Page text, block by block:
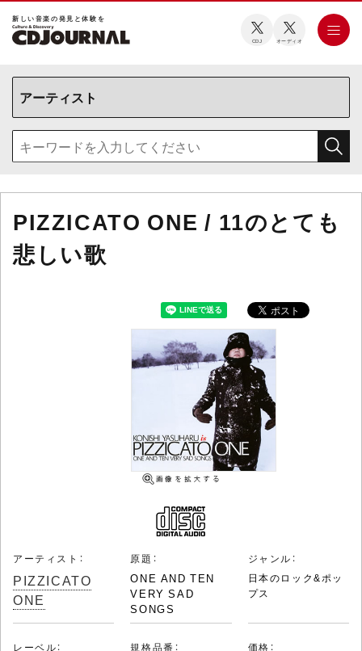
新しい⾳楽の発⾒と体験を
CDJ オーディオ
PIZZICATO ONE / 11のとても
悲しい歌
アーティスト：
PIZZICATO
ONE
原題：
ONE AND TEN
VERY SAD
SONGS
ジャンル：
日本のロック&ポッ
プス
レーベル：
規格品番：
価格：